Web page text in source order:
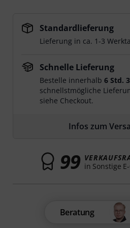
Standardlieferung
Lieferung in ca. 1-3
Schnelle Lieferung
Bestelle innerhalb6 Std.
schnellstmögliche
siehe Checkout.
Infos zum
99 in Sonstige
Beratung